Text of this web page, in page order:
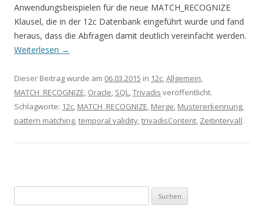
Anwendungsbeispielen für die neue MATCH_RECOGNIZE
Klausel, die in der 12c Datenbank eingeführt wurde und fand
heraus, dass die Abfragen damit deutlich vereinfacht werden.
Weiterlesen →
Dieser Beitrag wurde am 06.03.2015 in 12c,Allgemein,
MATCH_RECOGNIZE, Oracle, SQL,Trivadis veröffentlicht.
Schlagworte: 12c, MATCH_RECOGNIZE, Merge, Mustererkennung,
pattern matching,temporal validity,trivadisContent, Zeitintervall.
nach: